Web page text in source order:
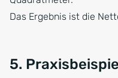
Das Ergebnis ist die
5.